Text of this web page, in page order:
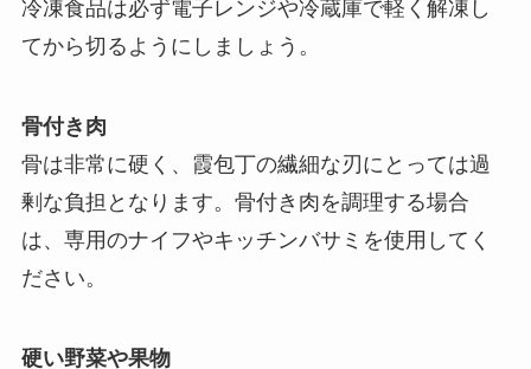
冷凍食品は必ず電子レンジや冷蔵庫で軽く解凍し
てから切るようにしましょう。
骨付き肉
骨は非常に硬く、霞包丁の繊細な刃にとっては過
剰な負担となります。骨付き肉を調理する場合
は、専用のナイフやキッチンバサミを使用してく
ださい。
硬い野菜や果物